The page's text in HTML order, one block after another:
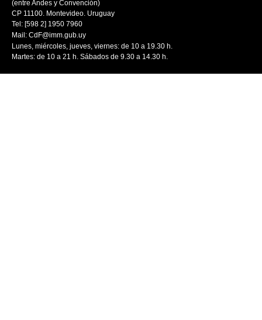
(entre Andes y Convención)
CP 11100. Montevideo. Uruguay
Tel: [598 2] 1950 7960
Mail: CdF@imm.gub.uy
Lunes, miércoles, jueves, viernes: de 10 a 19.30 h.
Martes: de 10 a 21 h. Sábados de 9.30 a 14.30 h.